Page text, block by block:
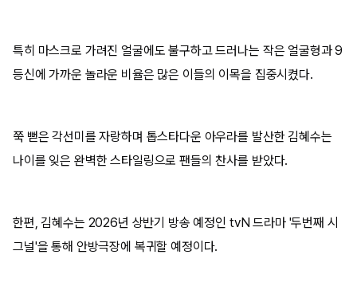
특히 마스크로 가려진 얼굴에도 불구하고 드러나는 작은 얼굴형과 9
등신에 가까운 놀라운 비율은 많은 이들의 이목을 집중시켰다.
쭉 뻗은 각선미를 자랑하며 톱스타다운 아우라를 발산한 김혜수는
나이를 잊은 완벽한 스타일링으로 팬들의 찬사를 받았다.
한편, 김혜수는 2026년 상반기 방송 예정인 tvN 드라마 '두번째 시
그널'을 통해 안방극장에 복귀할 예정이다.